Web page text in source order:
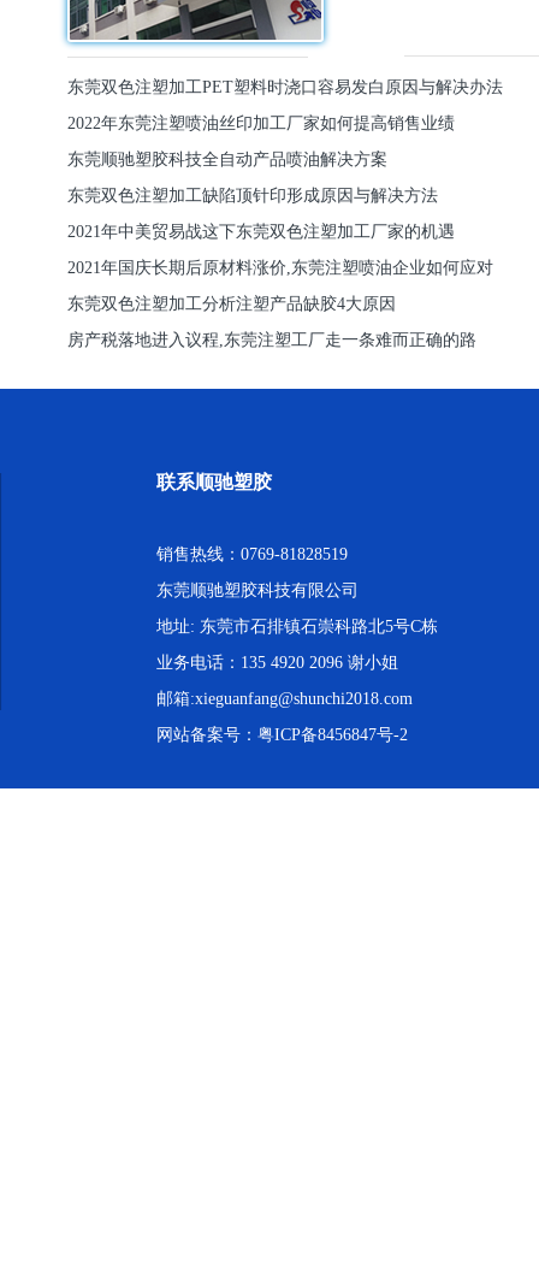
东莞双色注塑加工PET塑料时浇口容易发白原因与解决办法
2022年东莞注塑喷油丝印加工厂家如何提高销售业绩
东莞顺驰塑胶科技全自动产品喷油解决方案
东莞双色注塑加工缺陷顶针印形成原因与解决方法
2021年中美贸易战这下东莞双色注塑加工厂家的机遇
2021年国庆长期后原材料涨价,东莞注塑喷油企业如何应对
东莞双色注塑加工分析注塑产品缺胶4大原因
房产税落地进入议程,东莞注塑工厂走一条难而正确的路
联系顺驰塑胶
销售热线：0769-81828519
东莞顺驰塑胶科技有限公司
地址: 东莞市石排镇石崇科路北5号C栋
业务电话：135 4920 2096 谢小姐
邮箱:xieguanfang@shunchi2018.com
网站备案号： 粤ICP备8456847号-2